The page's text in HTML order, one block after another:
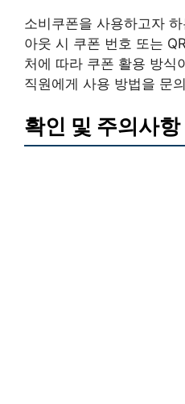
소비쿠폰을 사용하고자
아웃 시 쿠폰 번호 또는
처에 따라 쿠폰 활용 방식
직원에게 사용 방법을 문
확인 및 주의사항